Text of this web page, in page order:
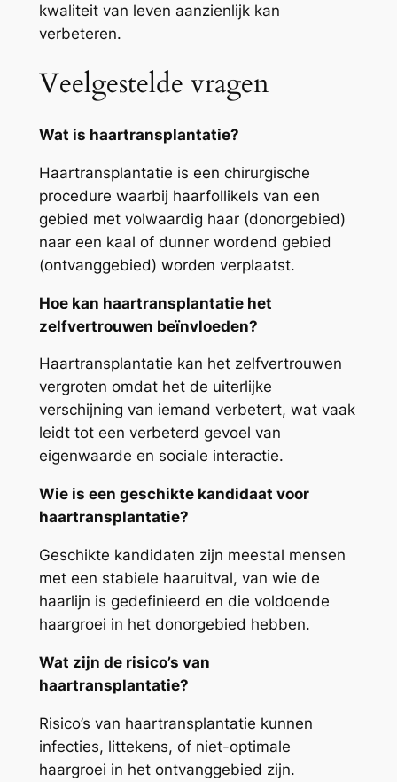
kwaliteit van leven aanzienlijk kan
verbeteren.
Veelgestelde vragen
Wat is haartransplantatie?
Haartransplantatie is een chirurgische
procedure waarbij haarfollikels van een
gebied met volwaardig haar (donorgebied)
naar een kaal of dunner wordend gebied
(ontvanggebied) worden verplaatst.
Hoe kan haartransplantatie het
zelfvertrouwen beïnvloeden?
Haartransplantatie kan het zelfvertrouwen
vergroten omdat het de uiterlijke
verschijning van iemand verbetert, wat vaak
leidt tot een verbeterd gevoel van
eigenwaarde en sociale interactie.
Wie is een geschikte kandidaat voor
haartransplantatie?
Geschikte kandidaten zijn meestal mensen
met een stabiele haaruitval, van wie de
haarlijn is gedefinieerd en die voldoende
haargroei in het donorgebied hebben.
Wat zijn de risico’s van
haartransplantatie?
Risico’s van haartransplantatie kunnen
infecties, littekens, of niet-optimale
haargroei in het ontvanggebied zijn.